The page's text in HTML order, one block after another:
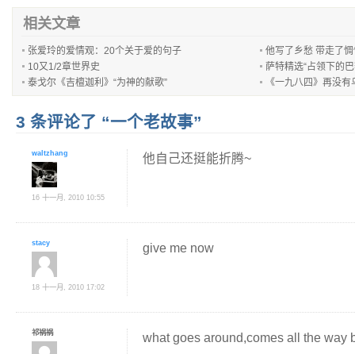
相关文章
张爱玲的爱情观：20个关于爱的句子
他写了乡愁 带走了
10又1/2章世界史
萨特精选“占领下的巴
泰戈尔《吉檀迦利》“为神的献歌”
《一九八四》再没有
3 条评论了 “一个老故事”
waltzhang
16 十一月, 2010 10:55
他自己还挺能折腾~
stacy
18 十一月, 2010 17:02
give me now
祁祸祸 what goes around,comes all the way